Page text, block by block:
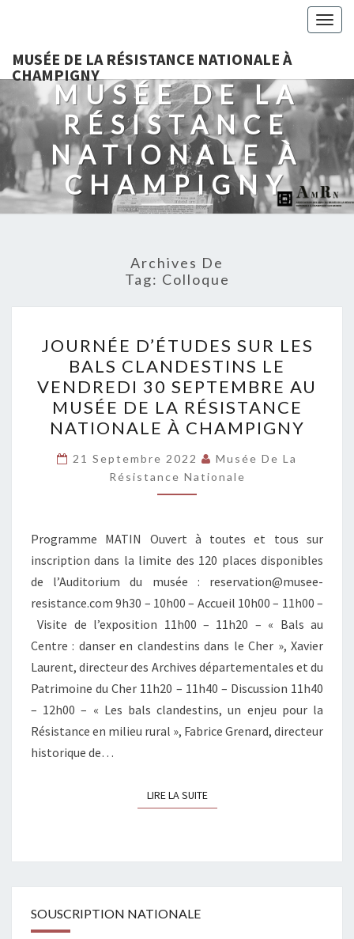
MUSÉE DE LA RÉSISTANCE NATIONALE À
CHAMPIGNY
MUSÉE DE LA
RÉSISTANCE
NATIONALE À
CHAMPIGNY
Archives De
Tag: Colloque
D’ÉTUDES
SUR
LES
BALS
CLANDESTINS
LE
VENDREDI
30
AU
MUSÉE
DE
LA
RÉSISTANCE
NATIONALE
À
CHAMPIGNY
JOURNÉE D’ÉTUDES SUR LES
BALS CLANDESTINS LE
VENDREDI 30 SEPTEMBRE AU
MUSÉE DE LA RÉSISTANCE
NATIONALE À CHAMPIGNY
21 Septembre 2022
Musée De La
Résistance Nationale
Programme MATIN Ouvert à toutes et tous sur
inscription dans la limite des 120 places disponibles
de l’Auditorium du musée : reservation@musee-
resistance.com 9h30 – 10h00 – Accueil 10h00 – 11h00 –
Visite de l’exposition 11h00 – 11h20 – « Bals au
Centre : danser en clandestins dans le Cher », Xavier
Laurent, directeur des Archives départementales et du
Patrimoine du Cher 11h20 – 11h40 – Discussion 11h40
– 12h00 – « Les bals clandestins, un enjeu pour la
Résistance en milieu rural », Fabrice Grenard, directeur
historique de…
LIRE LA SUITELIRE LA SUITE
SOUSCRIPTION NATIONALE